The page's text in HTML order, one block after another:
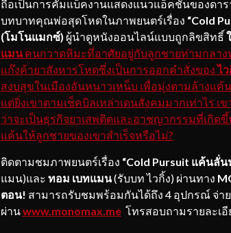
ถือเป็นการคัมแบ็คงานแสดงแนวแอ็คชั่นของดา
บทบาทคุณพ่อสุดโหดในภาพยนตร์เรื่อง “Cold
(โมโนแมกซ์) ผู้นำดูหนังออนไลน์แบบถูกลิขสิทธิ์
แมนคนกวาดหิมะที่อาศัยอยู่กับลูกชายท่ามกลาง
แก๊งค้ายาสังหารโหดซึ่งเป็นการออกคำสั่งของไ
สงบสุขในเมืองอันหนาวเหน็บ เพื่อมุ่งตามล้างแ
แต่ยิ่งเขาตามเช็คบิลเหล่าเดนสังคมมากเท่าไร
ว่าจะเป็นธุรกิจยาเสพติดและอาชญากรรมที่เกิด
แค้นให้ลูกชายของเขาสำเร็จหรือไม่?
ติดตามชมภาพยนตร์เรื่อง “Cold Pursuit แค้นลั่น
แมน)และ ทอม เบทแมน(รับบท ไวกิ้ง) ผ่านทาง
ตอน! สามารถรับชมพร้อมกันได้ถึง 4 อุปกรณ์ จ่า
ผ่านwww.monomax.meโทรสอบถามรายละเอี